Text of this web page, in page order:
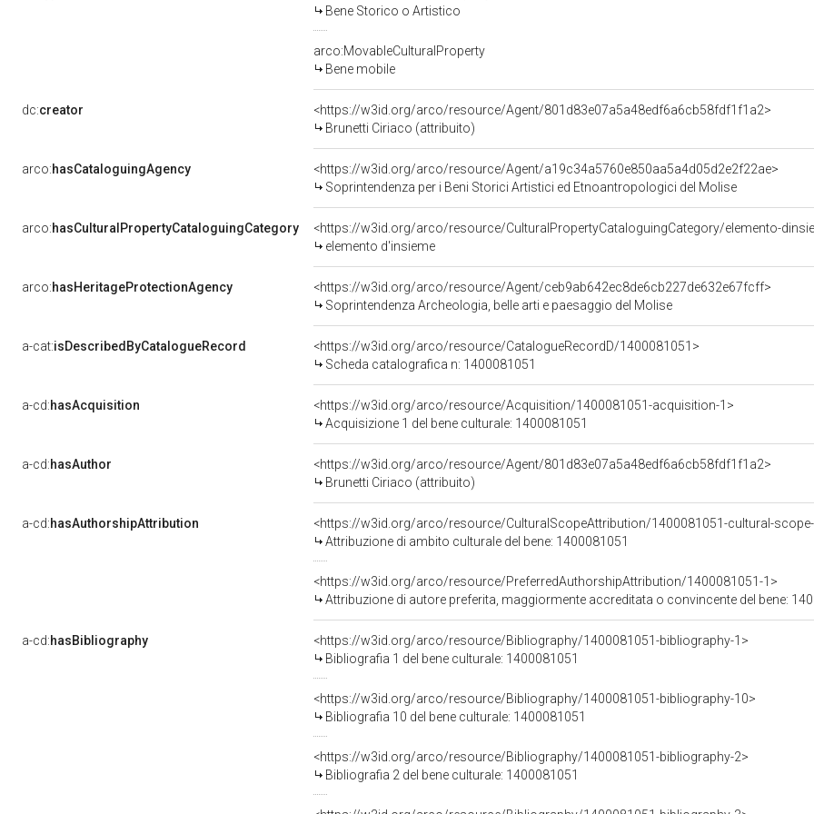
Bene Storico o Artistico
arco:MovableCulturalProperty
Bene mobile
dc:creator
<https://w3id.org/arco/resource/Agent/801d83e07a5a48edf6a6cb58fdf1f1a2>
Brunetti Ciriaco (attribuito)
arco:hasCataloguingAgency
<https://w3id.org/arco/resource/Agent/a19c34a5760e850aa5a4d05d2e2f22ae>
Soprintendenza per i Beni Storici Artistici ed Etnoantropologici del Molise
arco:hasCulturalPropertyCataloguingCategory
<https://w3id.org/arco/resource/CulturalPropertyCataloguingCategory/elemento-
elemento d'insieme
arco:hasHeritageProtectionAgency
<https://w3id.org/arco/resource/Agent/ceb9ab642ec8de6cb227de632e67fcff>
Soprintendenza Archeologia, belle arti e paesaggio del Molise
a-cat:isDescribedByCatalogueRecord
<https://w3id.org/arco/resource/CatalogueRecordD/1400081051>
Scheda catalografica n: 1400081051
a-cd:hasAcquisition
<https://w3id.org/arco/resource/Acquisition/1400081051-acquisition-1>
Acquisizione 1 del bene culturale: 1400081051
a-cd:hasAuthor
<https://w3id.org/arco/resource/Agent/801d83e07a5a48edf6a6cb58fdf1f1a2>
Brunetti Ciriaco (attribuito)
a-cd:hasAuthorshipAttribution
<https://w3id.org/arco/resource/CulturalScopeAttribution/1400081051-cultural-
Attribuzione di ambito culturale del bene: 1400081051
<https://w3id.org/arco/resource/PreferredAuthorshipAttribution/1400081051-1>
Attribuzione di autore preferita, maggiormente accreditata o convincente del bene:
a-cd:hasBibliography
<https://w3id.org/arco/resource/Bibliography/1400081051-bibliography-1>
Bibliografia 1 del bene culturale: 1400081051
<https://w3id.org/arco/resource/Bibliography/1400081051-bibliography-10>
Bibliografia 10 del bene culturale: 1400081051
<https://w3id.org/arco/resource/Bibliography/1400081051-bibliography-2>
Bibliografia 2 del bene culturale: 1400081051